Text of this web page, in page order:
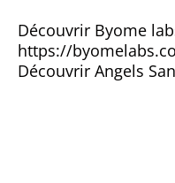
Découvrir Byome
https://
Découvrir Angels